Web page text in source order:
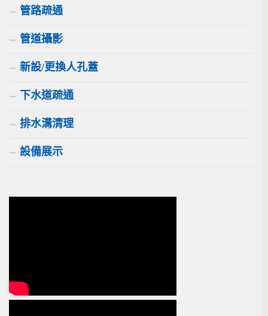
管路疏通
管道攝影
新設/更換人孔蓋
下水道疏通
排水溝清理
設備展示